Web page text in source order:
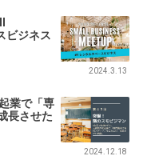
ビジネス
2024.3.13
業で「専
長させた
2024.12.18